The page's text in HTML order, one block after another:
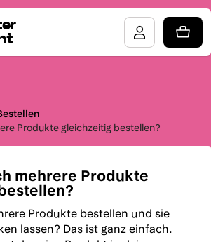
Produkte gleichzeitig bestellen?
mehrere Produkte
Produkte bestellen und sie
lassen? Das ist ganz einfach.